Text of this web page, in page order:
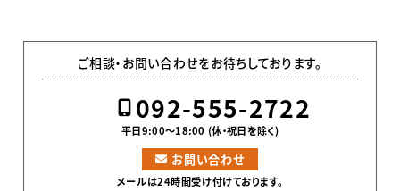
ご相談・お問い合わせをお待ちしております。
092-555-2722
平日9:00〜18:00 (休・祝日を除く)
お問い合わせ
メールは24時間受け付けております。